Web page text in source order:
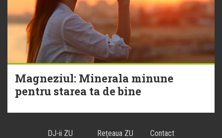
Magneziul: Minerala minune
pentru starea ta de bine
DJ-ii ZU Reţeaua ZU Contact